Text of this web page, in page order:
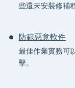
些還未安裝修補
防範惡意軟件
最佳作業實務可
擊。